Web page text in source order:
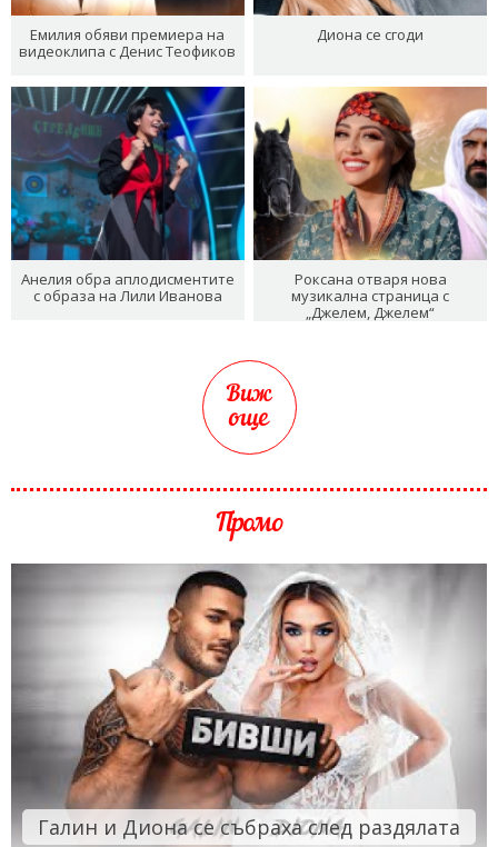
Емилия обяви премиера на
видеоклипа с Денис Теофиков
Диона се сгоди
Анелия обра аплодисментите
с образа на Лили Иванова
Роксана отваря нова
музикална страница с
„Джелем, Джелем“
Виж
още
Промо
Галин и Диона се събраха след раздялата